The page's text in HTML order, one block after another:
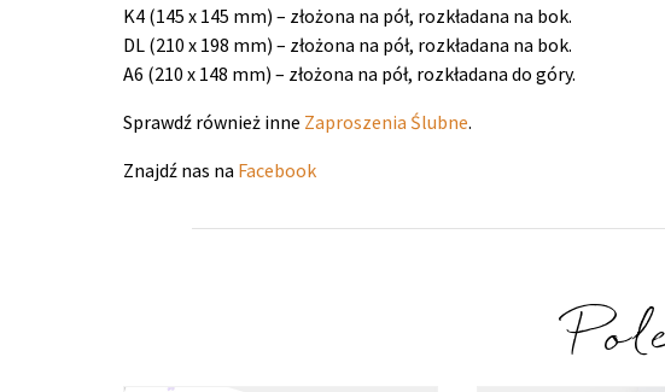
K4 (145 x 145 mm) – złożona na pół, rozkładana na bok.
DL (210 x 198 mm) – złożona na pół, rozkładana na bok.
A6 (210 x 148 mm) – złożona na pół, rozkładana do góry.
Sprawdź również inne Zaproszenia Ślubne.
Znajdź nas na Facebook